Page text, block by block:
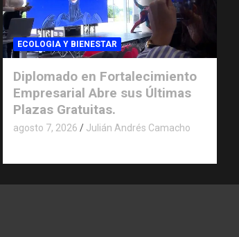
ECOLOGIA Y BIENESTAR
Diplomado en Fortalecimiento
Empresarial Abre sus Últimas
Plazas Gratuitas.
agosto 7, 2026 Julián Andrés Camacho